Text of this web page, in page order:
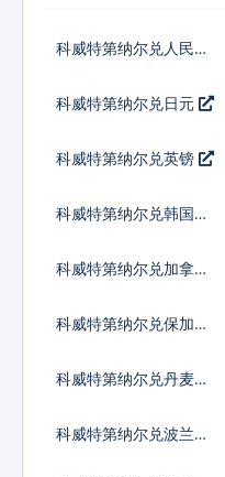
科威特第纳尔兑人民币
科威特第纳尔兑日元
科威特第纳尔兑英镑
科威特第纳尔兑韩国元
科威特第纳尔兑加拿大
科威特第纳尔兑保加利
科威特第纳尔兑丹麦克
科威特第纳尔兑波兰兹